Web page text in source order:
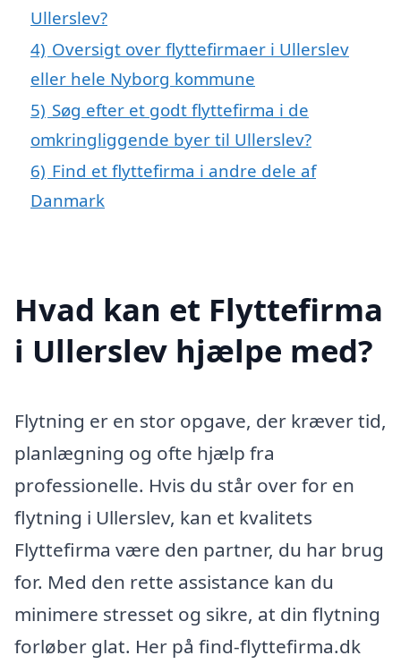
Ullerslev?
4) Oversigt over flyttefirmaer i Ullerslev
eller hele Nyborg kommune
5) Søg efter et godt flyttefirma i de
omkringliggende byer til Ullerslev?
6) Find et flyttefirma i andre dele af
Danmark
Hvad kan et Flyttefirma
i Ullerslev hjælpe med?
Flytning er en stor opgave, der kræver tid,
planlægning og ofte hjælp fra
professionelle. Hvis du står over for en
flytning i Ullerslev, kan et kvalitets
Flyttefirma være den partner, du har brug
for. Med den rette assistance kan du
minimere stresset og sikre, at din flytning
forløber glat. Her på find-flyttefirma.dk